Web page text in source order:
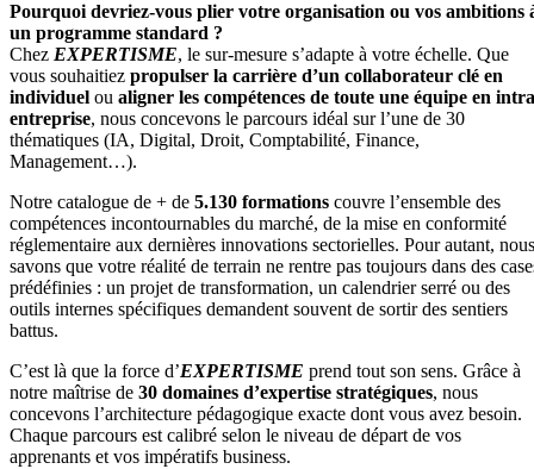
Pourquoi devriez-vous plier votre organisation ou vos ambitions
un programme standard ?
Chez EXPERTISME, le sur-mesure s’adapte à votre échelle. Que
vous souhaitiez propulser la carrière d’un collaborateur clé en
individuel ou aligner les compétences de toute une équipe en
entreprise, nous concevons le parcours idéal sur l’une de 30
thématiques (IA, Digital, Droit, Comptabilité, Finance,
Management…).
Notre catalogue de + de 5.130 formations couvre l’ensemble des
compétences incontournables du marché, de la mise en conformité
réglementaire aux dernières innovations sectorielles. Pour autant, nous
savons que votre réalité de terrain ne rentre pas toujours dans des
prédéfinies : un projet de transformation, un calendrier serré ou des
outils internes spécifiques demandent souvent de sortir des sentiers
battus.
C’est là que la force d’EXPERTISME prend tout son sens. Grâce à
notre maîtrise de 30 domaines d’expertise stratégiques, nous
concevons l’architecture pédagogique exacte dont vous avez besoin.
Chaque parcours est calibré selon le niveau de départ de vos
apprenants et vos impératifs business.